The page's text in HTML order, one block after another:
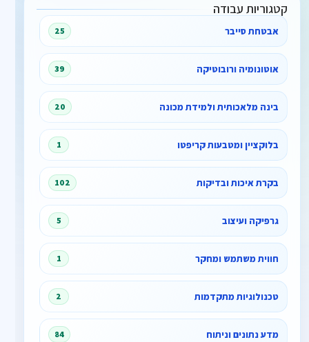
קטגוריות עבודה
אבטחת סייבר 25
אוטונומיה ורובוטיקה 39
בינה מלאכותית ולמידת מכונה 20
בלוקציין ומטבעות קריפטו 1
בקרת איכות ובדיקות 102
גרפיקה ועיצוב 5
חווית משתמש ומחקר 1
טכנולוגיות מתקדמות 2
מדע נתונים וניתוח 84